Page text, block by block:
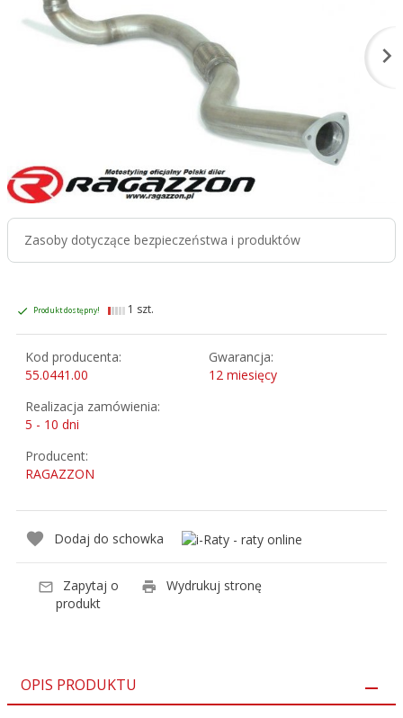
Zasoby dotyczące bezpieczeństwa i produktów
Produkt dostępny! 1 szt.
Kod producenta:
55.0441.00
Gwarancja:
12 miesięcy
Realizacja zamówienia:
5 - 10 dni
Producent:
RAGAZZON
Dodaj do schowka
Zapytaj o
produkt
Wydrukuj stronę
OPIS PRODUKTU